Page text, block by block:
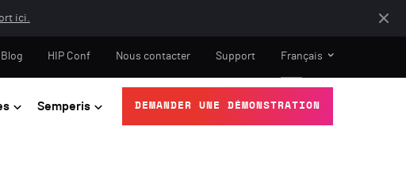
ici.
Semperis DEMANDER UNE DÉMONSTRATION
Blog HIP Conf Nous contacter Support Français